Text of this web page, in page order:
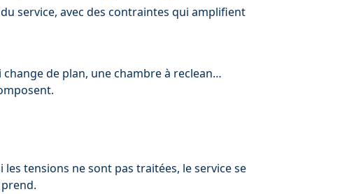
service, avec des contraintes qui amplifient
de plan, une chambre à reclean…
tensions ne sont pas traitées, le service se